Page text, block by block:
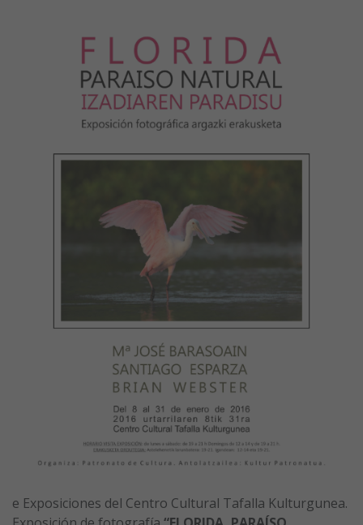
e Exposiciones del Centro Cultural Tafalla Kulturgunea.